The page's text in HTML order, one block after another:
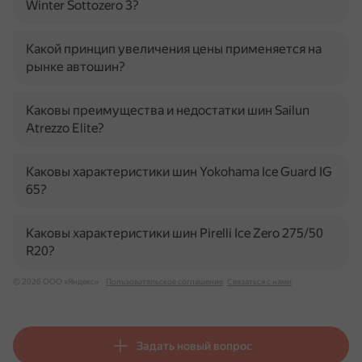
Winter Sottozero 3?
Какой принцип увеличения цены применяется на
рынке автошин?
Каковы преимущества и недостатки шин Sailun
Atrezzo Elite?
Каковы характеристики шин Yokohama Ice Guard IG
65?
Каковы характеристики шин Pirelli Ice Zero 275/50
R20?
© 2026 ООО «Яндекс» Пользовательское соглашение Связаться с нами
Задать новый вопрос